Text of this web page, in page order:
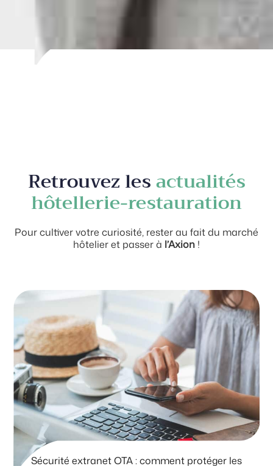
Retrouvez lesactualités
hôtellerie-restauration
Pour cultiver votre curiosité, rester au fait du marché
hôtelier et passer à l’Axion !
Sécurité extranet OTA : comment protéger les